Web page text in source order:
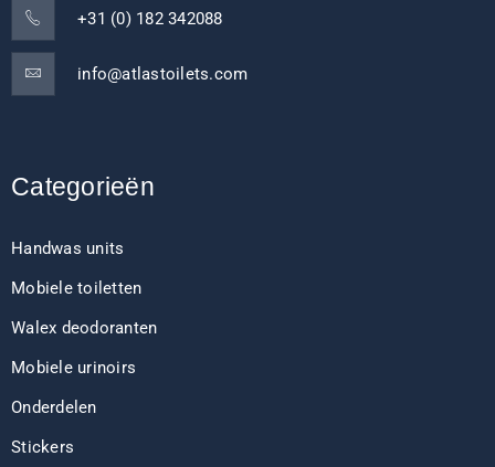
+31 (0) 182 342088
info@atlastoilets.com
Categorieën
Handwas units
Mobiele toiletten
Walex deodoranten
Mobiele urinoirs
Onderdelen
Stickers